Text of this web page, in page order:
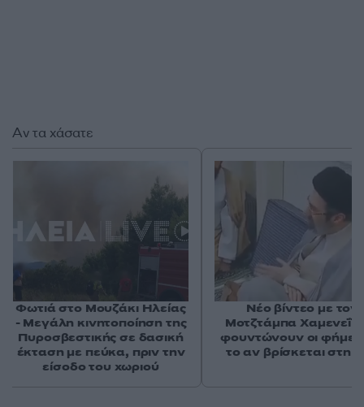
Αν τα χάσατε
Φωτιά στο Μουζάκι Ηλείας
- Μεγάλη κινητοποίηση της
Πυροσβεστικής σε δασική
έκταση με πεύκα, πριν την
είσοδο του χωριού
Νέο βίντεο με τον
Μοτζτάμπα Χαμενεΐ
φουντώνουν οι φήμες
το αν βρίσκεται στη